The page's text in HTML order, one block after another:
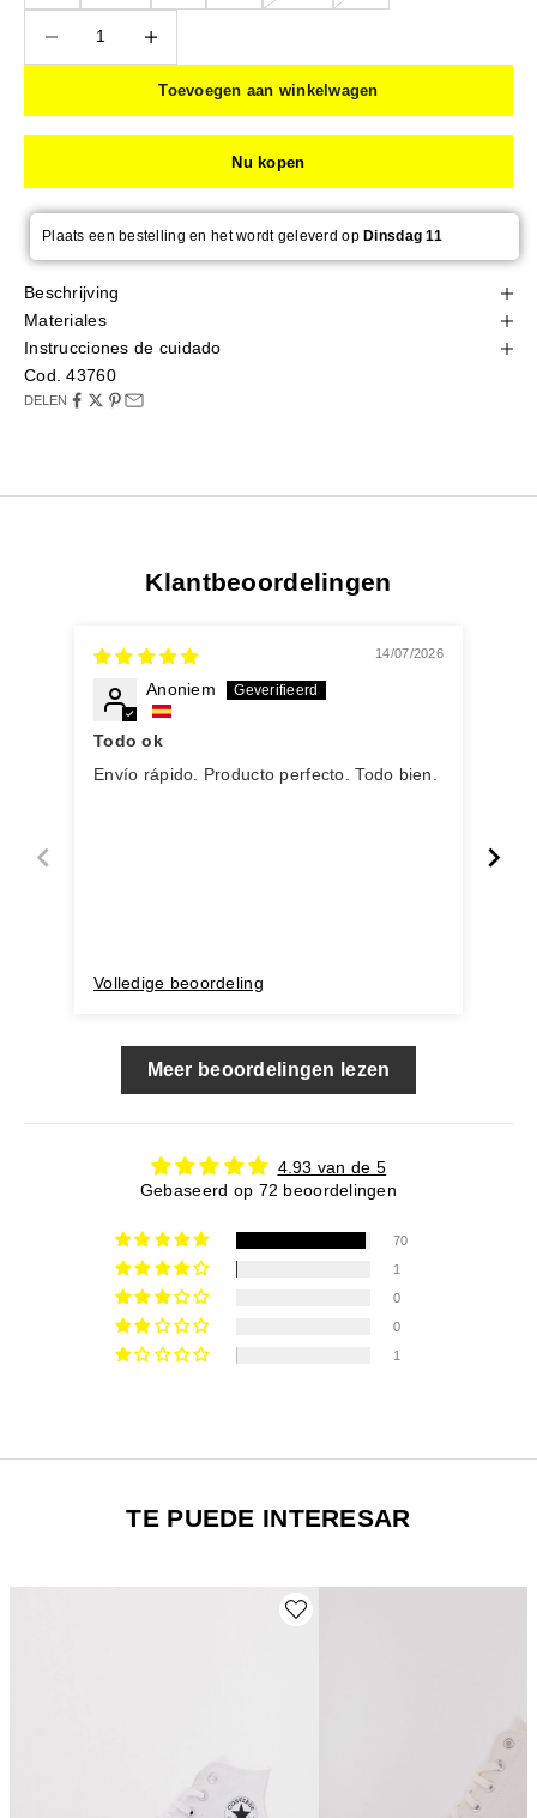
Toevoegen aan winkelwagen
Nu kopen
Plaats een bestelling en het wordt geleverd op Dinsdag 11
Beschrijving
Materiales
Instrucciones de cuidado
Cod. 43760
DELEN
Klantbeoordelingen
14/07/2026
Anoniem
Todo ok
Envío rápido. Producto perfecto. Todo bien.
Volledige beoordeling
Meer beoordelingen lezen
4.93 van de 5
Gebaseerd op 72 beoordelingen
70
1
0
0
1
TE PUEDE INTERESAR